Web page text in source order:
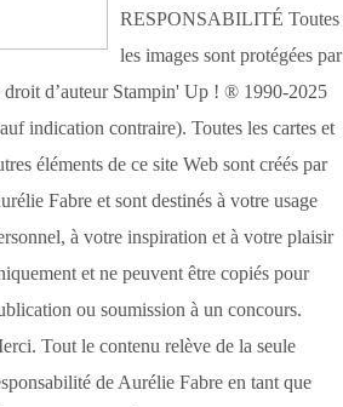
RESPONSABILITÉ Toutes
les images sont protégées par
droit d’auteur Stampin' Up ! ® 1990-2025
indication contraire). Toutes les cartes et
éléments de ce site Web sont créés par
Fabre et sont destinés à votre usage
à votre inspiration et à votre plaisir
et ne peuvent être copiés pour
ou soumission à un concours.
Tout le contenu relève de la seule
de Aurélie Fabre en tant que